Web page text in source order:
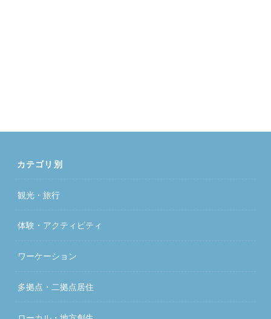
カテゴリ別
観光・旅行
体験・アクティビティ
ワーケーション
多拠点・二拠点居住